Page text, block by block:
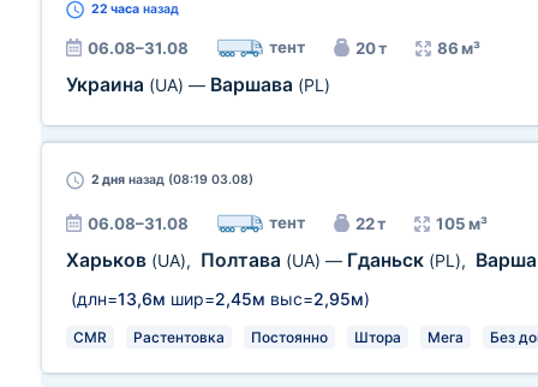
22 часа назад
06.08–31.08 тент 20 т 86 м³
Украина (UA) — Варшава (PL)
2 дня назад (08:19 03.08)
06.08–31.08 тент 22 т 105 м³
Харьков (UA), Полтава (UA) — Гданьск (PL),
(длн=13,6м шир=2,45м выс=2,95м)
CMR Растентовка Постоянно Штора Мега Без